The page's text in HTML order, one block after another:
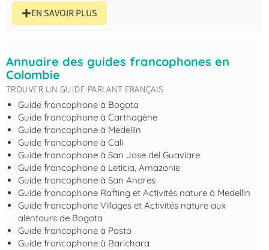
EN SAVOIR PLUS
Annuaire des guides francophones en
Colombie
TROUVER UN GUIDE PARLANT FRANÇAIS
Guide francophone à Bogota
Guide francophone à Carthagène
Guide francophone à Medellin
Guide francophone à Cali
Guide francophone à San Jose del Guaviare
Guide francophone à Leticia, Amazonie
Guide francophone à San Andres
Guide francophone Rafting et Activités nature à Medellin
Guide francophone Villages et Activités nature aux
alentours de Bogota
Guide francophone à Pasto
Guide francophone à Barichara